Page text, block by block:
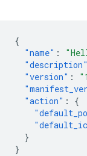
{
"name" :
"description"
"version" :
"action" :
{
}
}